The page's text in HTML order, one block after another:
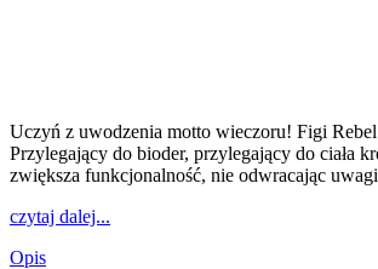
Uczyń z uwodzenia motto wieczoru! Figi
Przylegający do bioder, przylegający do ciała
zwiększa funkcjonalność, nie odwracając
czytaj dalej...
Opis